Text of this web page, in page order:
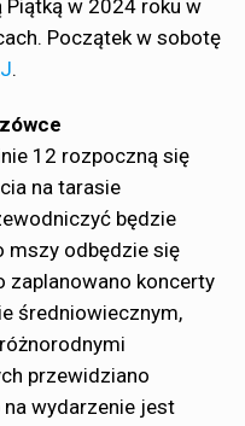
Piątką w 2024 roku w
Początek w sobotę
.
12 rozpoczną się
na tarasie
będzie
mszy odbędzie się
zaplanowano koncerty
średniowiecznym,
przewidziano
wydarzenie jest